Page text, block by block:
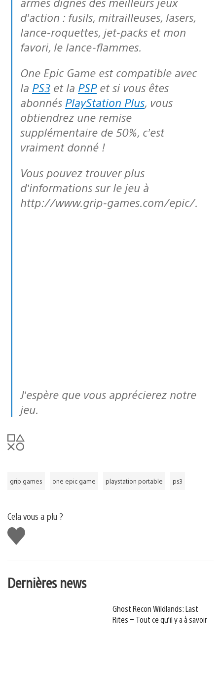
d’action : fusils, mitrailleuses, lasers,
lance-roquettes, jet-packs et mon
favori, le lance-flammes.
One Epic Game est compatible avec
la PS3 et la PSPet si vous êtes
abonnés PlayStation Plus, vous
obtiendrez une remise
supplémentaire de 50%, c’est
vraiment donné !
Vous pouvez trouver plus
d’informations sur le jeu à
http://www.grip-games.com/epic/.
J’espère que vous apprécierez notre
jeu.
grip games one epic game playstation portable ps3
Cela vous a plu ?
J'aime
Dernières news
Ghost Recon Wildlands: Last
Rites – Tout ce qu’il y a à savoir